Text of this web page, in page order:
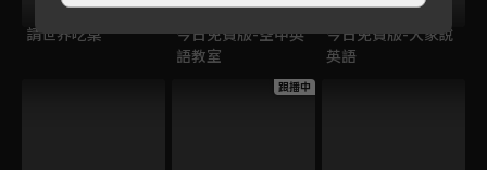
請世界吃桌
今日免費版-空中英
語教室
今日免費版-大家說
英語
跟播中